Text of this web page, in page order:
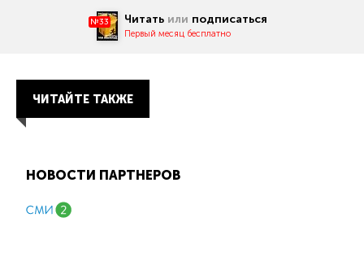
№33 Читать или подписаться
Первый месяц бесплатно
ЧИТАЙТЕ ТАКЖЕ
НОВОСТИ ПАРТНЕРОВ